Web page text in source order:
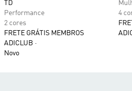
TD
Performance
2 cores
FRETE GRÁTIS MEMBROS
ADICLUB
Novo
4